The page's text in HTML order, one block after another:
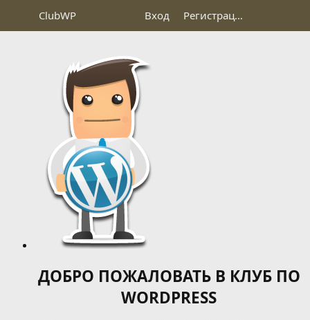
ClubWP Вход Регистрация
ДОБРО ПОЖАЛОВАТЬ В КЛУБ ПО
WORDPRESS